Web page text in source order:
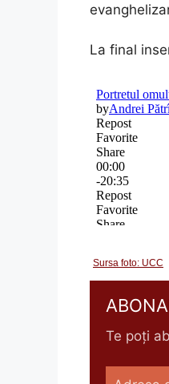
La final
Sursa foto: UCC
Te poți